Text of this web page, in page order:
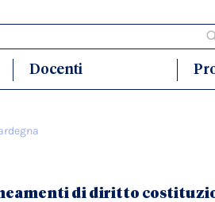
Docenti
di diritto